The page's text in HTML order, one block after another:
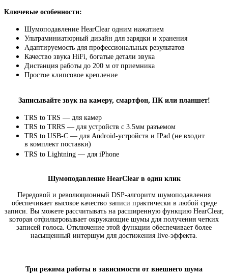
Ключевые особенности:
Шумоподавление HearClear одним нажатием
Ультраминиатюрный дизайн для зарядки и хранения
Адаптируемость для профессиональных результатов
Качество звука HiFi богатые детали звука
Дистанция работы до 200 м от приемника
Простое клипсовое крепление
Записывайте звук на камеру, смартфон, ПК или планшет!
TRS to TRS — для камер
TRS to TRRS — для устройств с 3.5мм разъемом
TRS to USB-C — для Android-устройств и IPad (не входит
в комплект поставки)
TRS to Lightning — для iPhone
Шумоподавление HearClear в один клик
Передовой и революционный DSP-алгоритм шумоподавления
обеспечивает высокое качество записи практически в любой среде
записи. Вы можете рассчитывать на расширенную функцию HearClear,
которая отфильтровывает окружающие шумы для получения четких
записей голоса. Отключение этой функции обеспечивает более
насыщенный интершум для достижения live-эффекта
Три режима работы в зависимости от внешнего шума